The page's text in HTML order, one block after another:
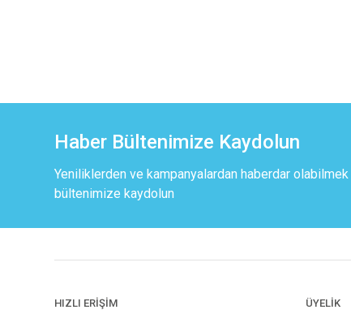
Haber Bültenimize Kaydolun
Yeniliklerden ve kampanyalardan haberdar
bültenimize kaydolun
HIZLI ERİŞİM ÜYELİK